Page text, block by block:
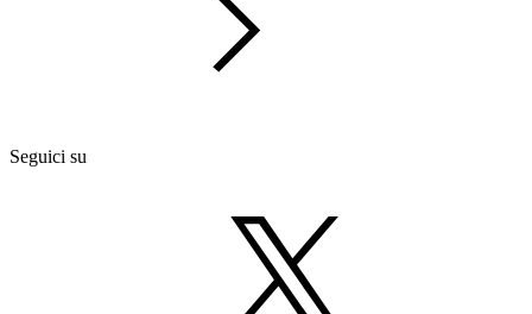
Seguici su